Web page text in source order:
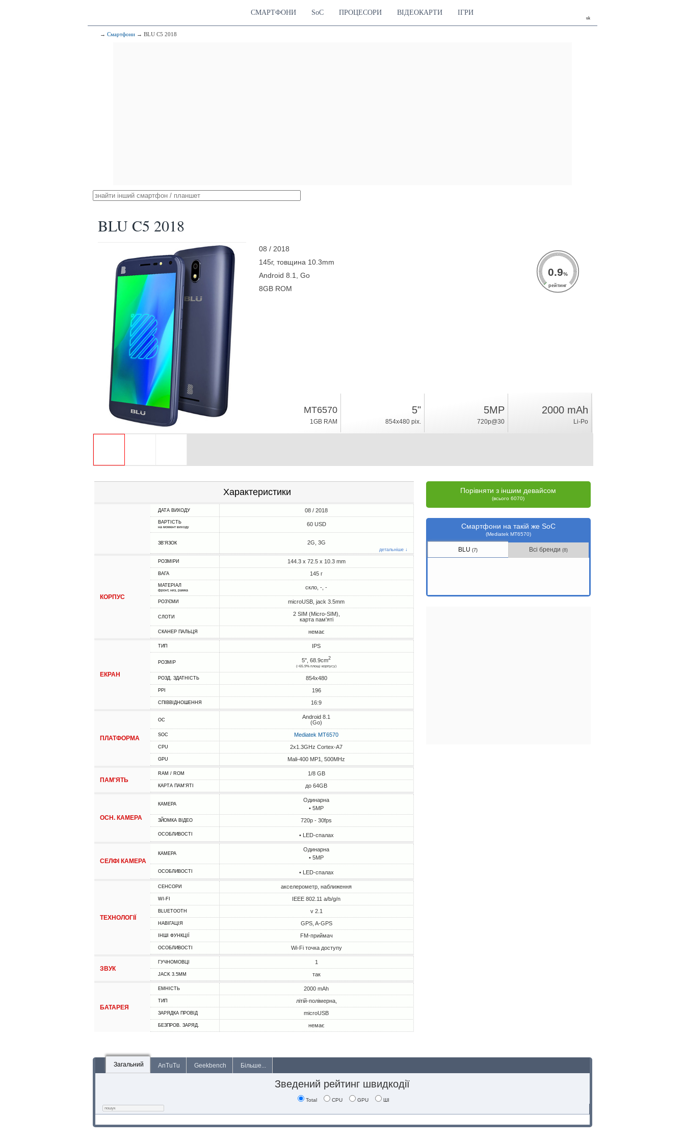
uk
СМАРТФОНИ SoC ПРОЦЕСОРИ ВІДЕОКАРТИ ІГРИ
→ Смартфони → BLU C5 2018
BLU C5 2018
08 / 2018
145г, товщина 10.3mm
Android 8.1, Go
8GB ROM
0.9%
рейтинг
MT6570
1GB RAM
5"
854x480 pix.
5MP
720p@30
2000 mAh
Li-Po
Характеристики
ДАТА ВИХОДУ 08 / 2018
ВАРТІСТЬ
на момент виходу 60 USD
ЗВ'ЯЗОК 2G, 3G
детальніше ↓
КОРПУС
РОЗМІРИ 144.3 x 72.5 x 10.3 mm
ВАГА 145 г
МАТЕРІАЛ
фронт, низ, рамка скло, -, -
РОЗ'ЄМИ microUSB, jack 3.5mm
СЛОТИ
2 SIM (Micro-SIM),
карта пам'яті
СКАНЕР ПАЛЬЦЯ немає
ЕКРАН
ТИП IPS
РОЗМІР 5", 68.9cm2
(~65.9% площі корпусу)
РОЗД. ЗДАТНІСТЬ 854x480
PPI 196
СПІВВІДНОШЕННЯ 16:9
ПЛАТФОРМА
ОС
Android 8.1
(Go)
SOC Mediatek MT6570
CPU 2x1.3GHz Cortex-A7
GPU Mali-400 MP1, 500MHz
ПАМ'ЯТЬ
RAM / ROM 1/8 GB
КАРТА ПАМ'ЯТІ до 64GB
ОСН. КАМЕРА
КАМЕРА
Одинарна
• 5MP
ЗЙОМКА ВІДЕО 720p - 30fps
ОСОБЛИВОСТІ • LED-спалах
СЕЛФІ КАМЕРА
КАМЕРА
Одинарна
• 5MP
ОСОБЛИВОСТІ • LED-спалах
ТЕХНОЛОГІЇ
СЕНСОРИ акселерометр, наближення
WI-FI IEEE 802.11 a/b/g/n
BLUETOOTH v 2.1
НАВІГАЦІЯ GPS, A-GPS
ІНШІ ФУНКЦІЇ FM-приймач
ОСОБЛИВОСТІ Wi-Fi точка доступу
ЗВУК
ГУЧНОМОВЦІ 1
JACK 3.5MM так
БАТАРЕЯ
ЕМНІСТЬ 2000 mAh
ТИП літій-полімерна,
ЗАРЯДКА ПРОВІД microUSB
БЕЗПРОВ. ЗАРЯД. немає
Порівняти з іншим девайсом
(всього 6070)
Смартфони на такій же SoC
(Mediatek MT6570)
BLU(7) Всі бренди(8)
Загальний AnTuTu Geekbench Більше...
Зведений рейтинг швидкодії
Total CPU GPU ШІ